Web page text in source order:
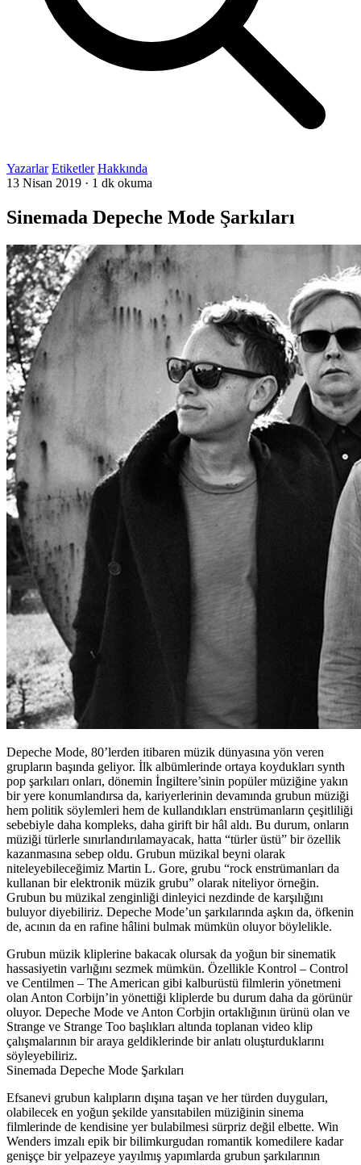
Yazarlar Etiketler Hakkında
13 Nisan 2019 · 1 dk okuma
Sinemada Depeche Mode Şarkıları
Depeche Mode, 80’lerden itibaren müzik dünyasına yön veren
grupların başında geliyor. İlk albümlerinde ortaya koydukları synth
pop şarkıları onları, dönemin İngiltere’sinin popüler müziğine yakın
bir yere konumlandırsa da, kariyerlerinin devamında grubun müziği
hem politik söylemleri hem de kullandıkları enstrümanların çeşitliliği
sebebiyle daha kompleks, daha girift bir hâl aldı. Bu durum, onların
müziği türlerle sınırlandırılamayacak, hatta “türler üstü” bir özellik
kazanmasına sebep oldu. Grubun müzikal beyni olarak
niteleyebileceğimiz Martin L. Gore, grubu “rock enstrümanları da
kullanan bir elektronik müzik grubu” olarak niteliyor örneğin.
Grubun bu müzikal zenginliği dinleyici nezdinde de karşılığını
buluyor diyebiliriz. Depeche Mode’un şarkılarında aşkın da, öfkenin
de, acının da en rafine hâlini bulmak mümkün oluyor böylelikle.
Grubun müzik kliplerine bakacak olursak da yoğun bir sinematik
hassasiyetin varlığını sezmek mümkün. Özellikle Kontrol – Control
ve Centilmen – The American gibi kalburüstü filmlerin yönetmeni
olan Anton Corbijn’in yönettiği kliplerde bu durum daha da görünür
oluyor. Depeche Mode ve Anton Corbjin ortaklığının ürünü olan ve
Strange ve Strange Too başlıkları altında toplanan video klip
çalışmalarının bir araya geldiklerinde bir anlatı oluşturduklarını
söyleyebiliriz.
Sinemada Depeche Mode Şarkıları
Efsanevi grubun kalıpların dışına taşan ve her türden duyguları,
olabilecek en yoğun şekilde yansıtabilen müziğinin sinema
filmlerinde de kendisine yer bulabilmesi sürpriz değil elbette. Win
Wenders imzalı epik bir bilimkurgudan romantik komedilere kadar
genişçe bir yelpazeye yayılmış yapımlarda grubun şarkılarının